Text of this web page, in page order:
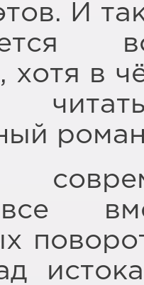
И
хотя в
все